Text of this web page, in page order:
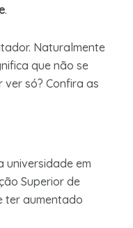
.
Naturalmente
que não se
só? Confira as
universidade em
Superior de
ter aumentado